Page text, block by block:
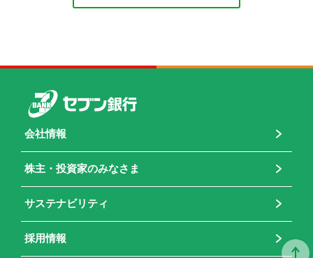
会社情報
株主・投資家のみなさま
サステナビリティ
採用情報